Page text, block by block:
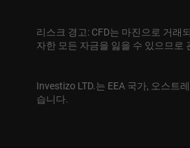
리스크 경고: CFD는 마진으로 거래
자한 모든 자금을 잃을 수 있으므로
Investizo LTD.는 EEA 국가, 오스트
습니다.